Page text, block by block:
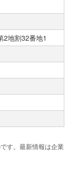
2地割32番地1
す。最新情報は企業